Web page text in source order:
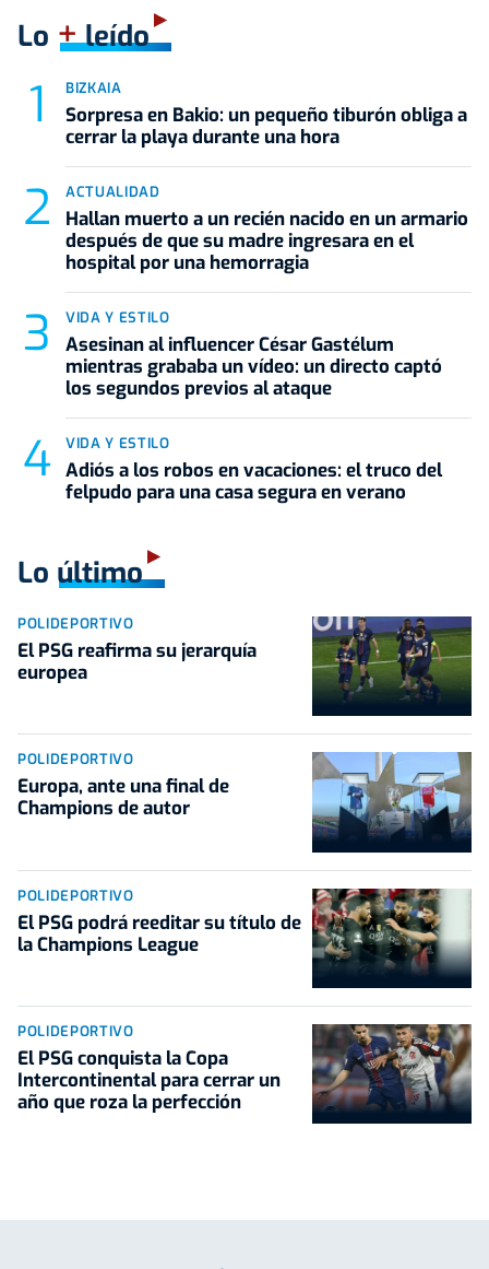
Lo +leído
BIZKAIA
Sorpresa en Bakio: un pequeño tiburón obliga a
cerrar la playa durante una hora
ACTUALIDAD
Hallan muerto a un recién nacido en un armario
después de que su madre ingresara en el
hospital por una hemorragia
VIDA Y ESTILO
Asesinan al influencer César Gastélum
mientras grababa un vídeo: un directo captó
los segundos previos al ataque
VIDA Y ESTILO
Adiós a los robos en vacaciones: el truco del
felpudo para una casa segura en verano
Lo último
POLIDEPORTIVO
El PSG reafirma su jerarquía
europea
POLIDEPORTIVO
Europa, ante una final de
Champions de autor
POLIDEPORTIVO
El PSG podrá reeditar su título de
la Champions League
POLIDEPORTIVO
El PSG conquista la Copa
Intercontinental para cerrar un
año que roza la perfección